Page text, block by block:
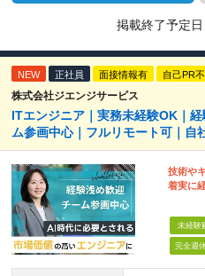
掲載終了予定日
NEW 正社員 面接情報有 自己PR
株式会社ジエンジサービス
ITエンジニア｜実務未経験OK｜
ム参画中心｜フルリモート可｜自
技術や
着実に
未経験
完全週